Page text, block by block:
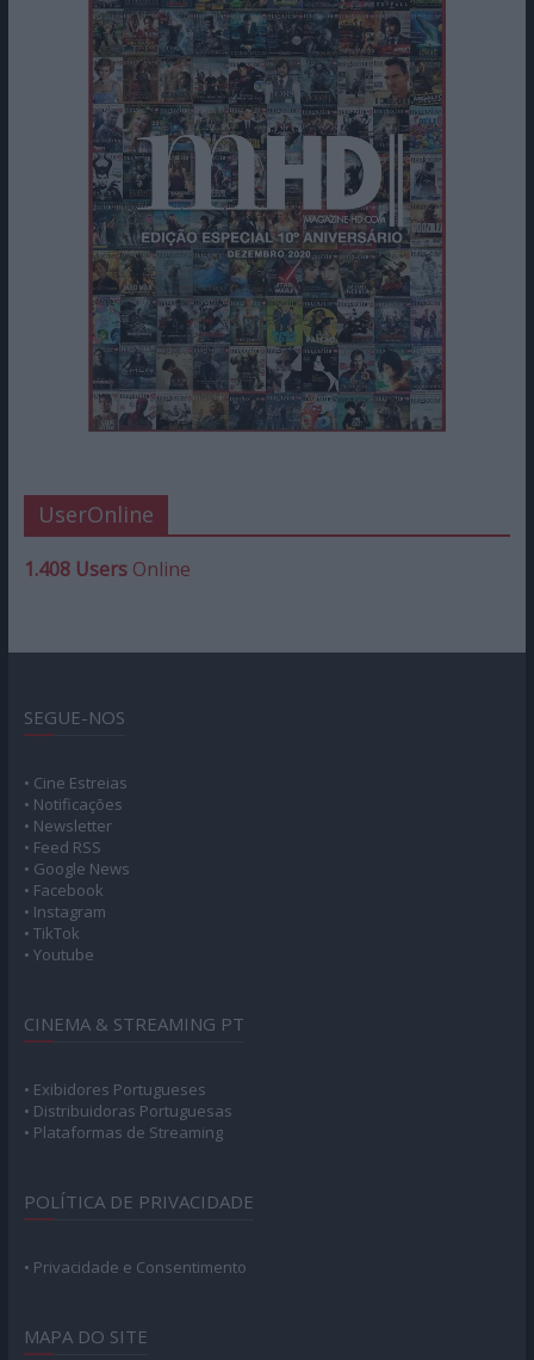
UserOnline
1.408 UsersOnline
SEGUE-NOS
• Cine Estreias
• Notificações
• Newsletter
• Feed RSS
• Google News
• Facebook
• Instagram
• TikTok
• Youtube
CINEMA & STREAMING PT
• Exibidores Portugueses
• Distribuidoras Portuguesas
• Plataformas de Streaming
POLÍTICA DE PRIVACIDADE
• Privacidade e Consentimento
MAPA DO SITE